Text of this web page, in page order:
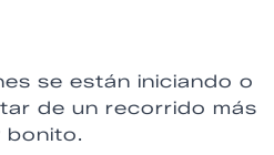
se están iniciando o
de un recorrido más
bonito.